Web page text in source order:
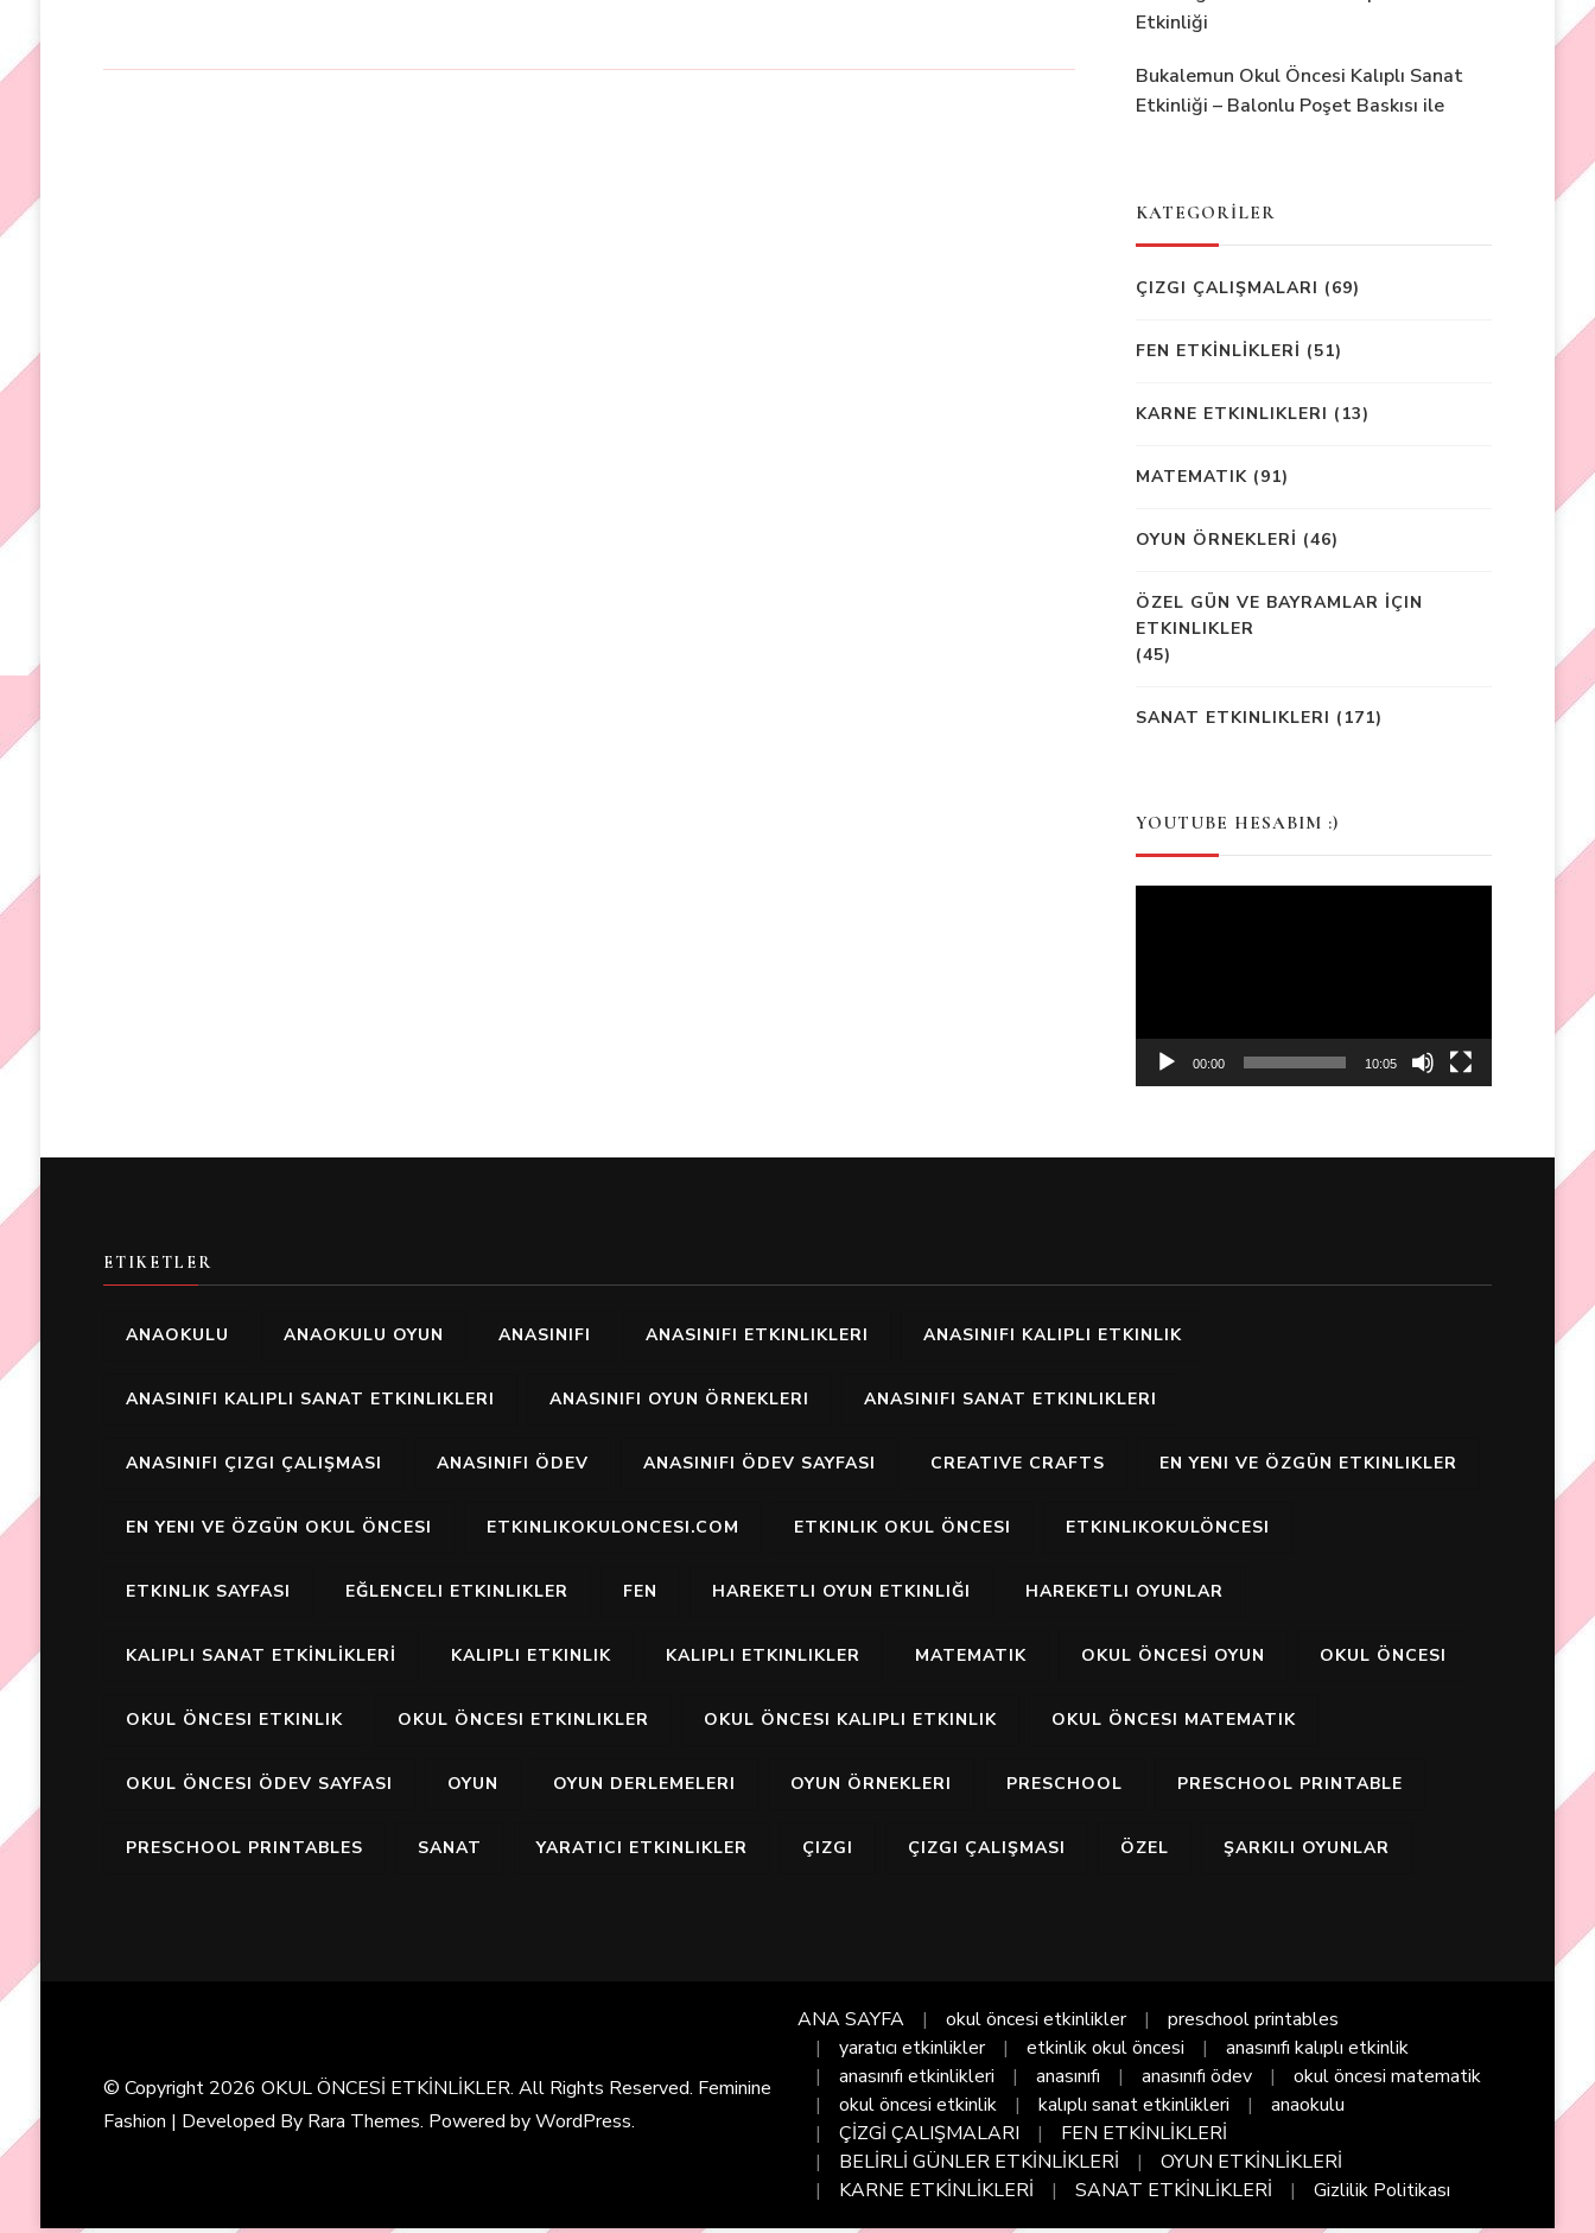
Etkinliği
Bukalemun Okul Öncesi Kalıplı Sanat
Etkinliği – Balonlu Poşet Baskısı ile
KATEGORİLER
ÇIZGI ÇALIŞMALARI (69)
FEN ETKİNLİKLERİ (51)
KARNE ETKINLIKLERI (13)
MATEMATIK(91)
OYUN ÖRNEKLERİ (46)
ÖZEL GÜN VE BAYRAMLAR İÇIN
ETKINLIKLER
(45)
SANAT ETKINLIKLERI (171)
YOUTUBE HESABIM :)
00:00 10:05
ETIKETLER
ANAOKULU ANAOKULU OYUN ANASINIFI ANASINIFI ETKINLIKLERI ANASINIFI KALIPLI ETKINLIK
ANASINIFI KALIPLI SANAT ETKINLIKLERI ANASINIFI OYUN ÖRNEKLERI ANASINIFI SANAT ETKINLIKLERI
ANASINIFI ÇIZGI ÇALIŞMASI ANASINIFI ÖDEV ANASINIFI ÖDEV SAYFASI CREATIVE CRAFTS EN YENI VE ÖZGÜN ETKINLIKLER
EN YENI VE ÖZGÜN OKUL ÖNCESI ETKINLIKOKULONCESI.COM ETKINLIK OKUL ÖNCESI ETKINLIKOKULÖNCESI
ETKINLIK SAYFASI EĞLENCELI ETKINLIKLER FEN HAREKETLI OYUN ETKINLIĞI HAREKETLI OYUNLAR
KALIPLI SANAT ETKİNLİKLERİ KALIPLI ETKINLIK KALIPLI ETKINLIKLER MATEMATIK OKUL ÖNCESİ OYUN OKUL ÖNCESI
OKUL ÖNCESI ETKINLIK OKUL ÖNCESI ETKINLIKLER OKUL ÖNCESI KALIPLI ETKINLIK OKUL ÖNCESI MATEMATIK
OKUL ÖNCESI ÖDEV SAYFASI OYUN OYUN DERLEMELERI OYUN ÖRNEKLERI PRESCHOOL PRESCHOOL PRINTABLE
PRESCHOOL PRINTABLES SANAT YARATICI ETKINLIKLER ÇIZGI ÇIZGI ÇALIŞMASI ÖZEL ŞARKILI OYUNLAR
© Copyright 2026 OKUL ÖNCESİ ETKİNLİKLER. All Rights Reserved. Feminine
Fashion | Developed By Rara Themes. Powered byWordPress.
ANA SAYFA okul öncesi etkinlikler
preschool printables
yaratıcı etkinlikler
etkinlik okul öncesi
anasınıfı kalıplı etkinlik
anasınıfı etkinlikleri
anasınıfı anasınıfı ödev
okul öncesi matematik
okul öncesi etkinlik
kalıplı sanat etkinlikleri
anaokulu
ÇİZGİ ÇALIŞMALARI
FEN ETKİNLİKLERİ
BELİRLİ GÜNLER ETKİNLİKLERİ
OYUN ETKİNLİKLERİ
KARNE ETKİNLİKLERİ
SANAT ETKİNLİKLERİ Gizlilik Politikası